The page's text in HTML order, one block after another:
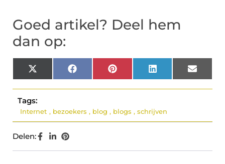
Goed artikel? Deel hem
dan op:
X
(Twitter)
Facebook Pinterest LinkedIn Email
Tags:
Internet , bezoekers , blog , blogs , schrijven
Delen: